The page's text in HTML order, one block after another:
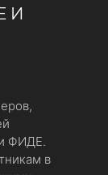
И
ФИДЕ.
в